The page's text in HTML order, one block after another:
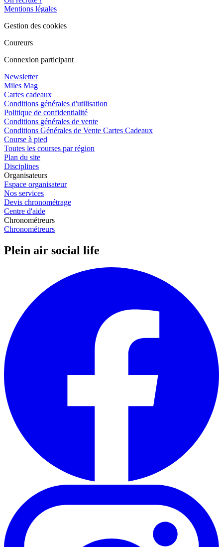
Mentions légales
Gestion des cookies
Coureurs
Connexion participant
Newsletter
Miles Mag
Cartes cadeaux
Conditions générales d'utilisation
Politique de confidentialité
Conditions générales de vente
Conditions Générales de Vente Cartes Cadeaux
Course à pied
Toutes les courses par région
Plan du site
Disciplines
Organisateurs
Espace organisateur
Nos services
Devis chronométrage
Centre d'aide
Chronométreurs
Chronométreurs
Plein air social life